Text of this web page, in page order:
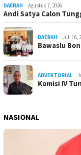
DAERAH Agustus 7, 2026
Andi Satya Calon
DAERAH Juli 16,
Bawaslu
ADVERTORIAL
Komisi IV
NASIONAL